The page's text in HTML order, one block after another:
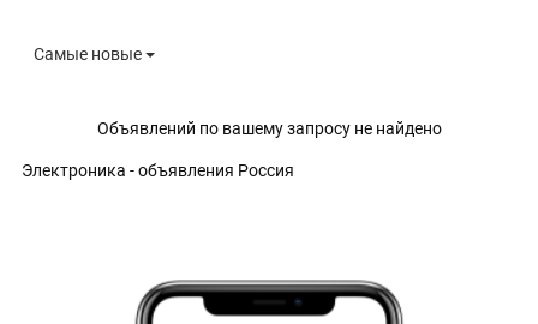
Самые новые
Объявлений по вашему запросу не найдено
Электроника - объявления Россия